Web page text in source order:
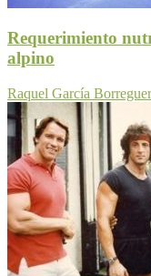
Requerimiento
alpino
Raquel García